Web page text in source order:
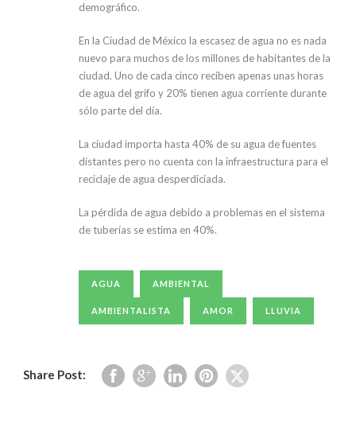
demográfico.
En la Ciudad de México la escasez de agua no es nada
nuevo para muchos de los millones de habitantes de la
ciudad. Uno de cada cinco reciben apenas unas horas
de agua del grifo y 20% tienen agua corriente durante
sólo parte del día.
La ciudad importa hasta 40% de su agua de fuentes
distantes pero no cuenta con la infraestructura para el
reciclaje de agua desperdiciada.
La pérdida de agua debido a problemas en el sistema
de tuberías se estima en 40%.
AGUA AMBIENTAL
AMBIENTALISTA AMOR LLUVIA
Share Post: